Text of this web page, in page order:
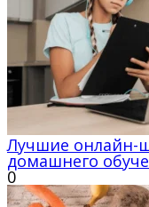
Лучшие онлайн-
домашнего
0